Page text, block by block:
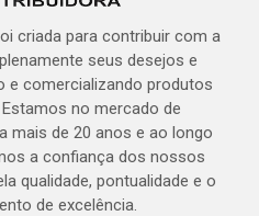
criada para contribuir com a
seus desejos e
e comercializando produtos
no mercado de
mais de 20 anos e ao longo
a confiança dos nossos
qualidade, pontualidade e o
de excelência.